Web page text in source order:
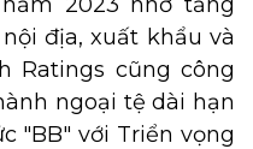
địa, xuất khẩu và
Ratings cũng công
ngoại tệ dài hạn
"BB" với Triển vọng